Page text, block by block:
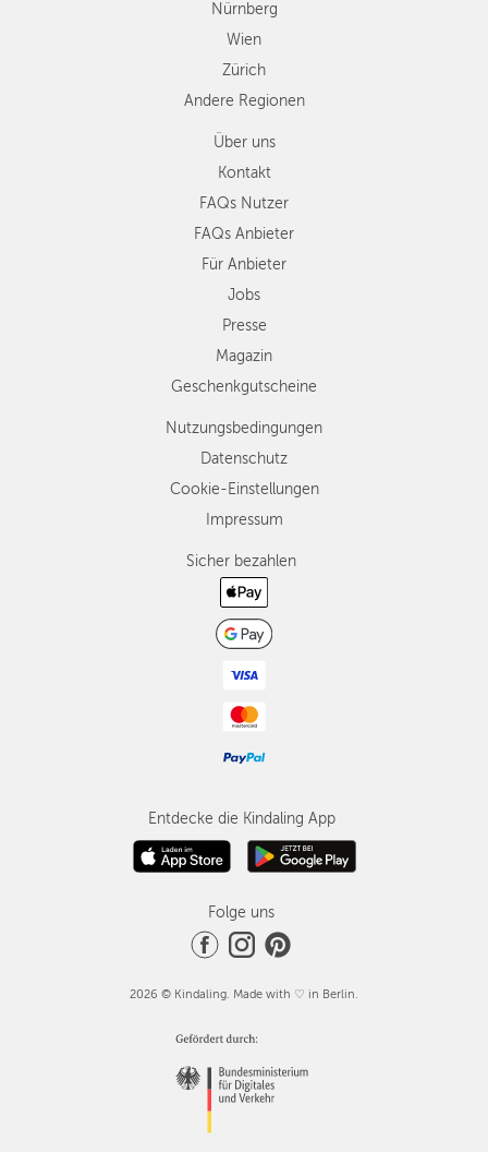
Nürnberg
Wien
Zürich
Andere Regionen
Über uns
Kontakt
FAQs Nutzer
FAQs Anbieter
Für Anbieter
Jobs
Presse
Magazin
Geschenkgutscheine
Nutzungsbedingungen
Datenschutz
Cookie-Einstellungen
Impressum
Sicher bezahlen
Entdecke die Kindaling App
Folge uns
2026 © Kindaling. Made with ♡ in Berlin.